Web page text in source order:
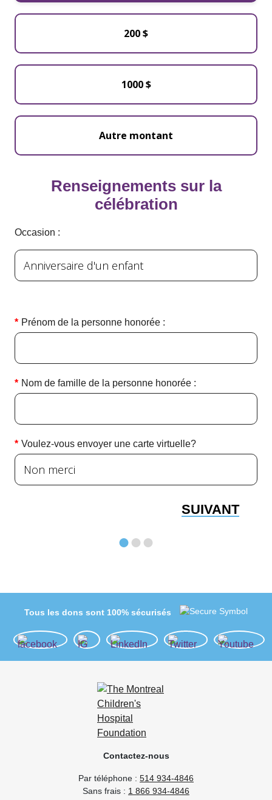
200 $
1000 $
Renseignements sur la
célébration
Occasion :
Prénom de la personne honorée :
Nom de famille de la personne honorée :
Voulez-vous envoyer une carte virtuelle?
SUIVANT
Tous les dons sont 100% sécurisés
Contactez-nous
Par téléphone : 514 934-4846
Sans frais : 1 866 934-4846